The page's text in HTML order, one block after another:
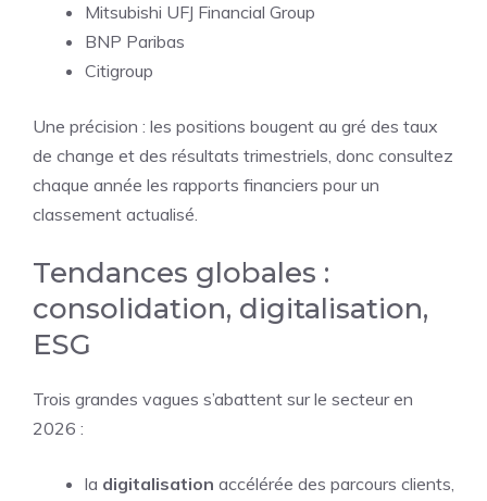
Mitsubishi UFJ Financial Group
BNP Paribas
Citigroup
Une précision : les positions bougent au gré des taux
de change et des résultats trimestriels, donc consultez
chaque année les rapports financiers pour un
classement actualisé.
Tendances globales :
consolidation, digitalisation,
ESG
Trois grandes vagues s’abattent sur le secteur en
2026 :
la digitalisation accélérée des parcours clients,